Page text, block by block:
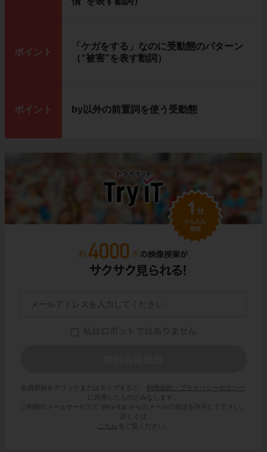
ポイント
「ケガをする」なのに受動態のパターン
（“被害”を表す動詞）
ポイント by以外の前置詞を使う受動態
会員登録をクリックまたはタップすると、
利用規約・プライバシーポリシー
に同意したものとみなします。
ご利用のメールサービスで @try-it.jp からのメールの受信を許可して下さい。
詳しくは
こちら
をご覧ください。